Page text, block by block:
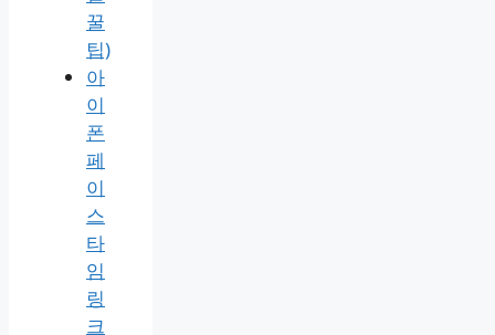
꿀
팁)
아
이
폰
페
이
스
타
임
링
크